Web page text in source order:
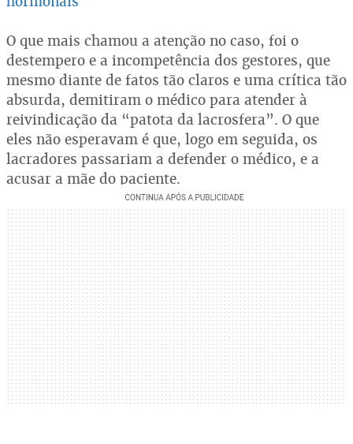
O que mais chamou a atenção no caso, foi o
destempero e a incompetência dos gestores, que
mesmo diante de fatos tão claros e uma crítica tão
absurda, demitiram o médico para atender à
reivindicação da “patota da lacrosfera”. O que
eles não esperavam é que, logo em seguida, os
lacradores passariam a defender o médico, e a
acusar a mãe do paciente.